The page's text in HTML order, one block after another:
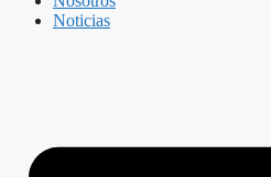
Noticias